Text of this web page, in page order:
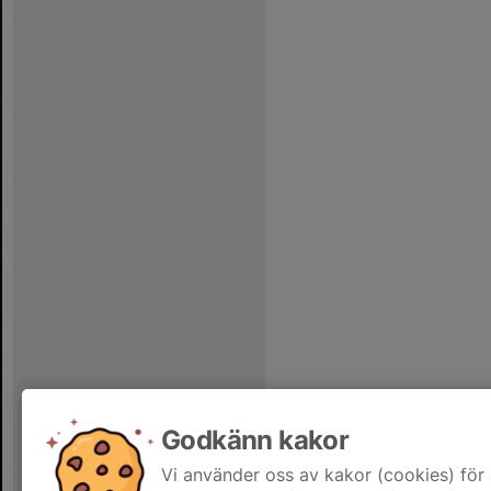
Godkänn kakor
Vi använder oss av kakor (cookies)